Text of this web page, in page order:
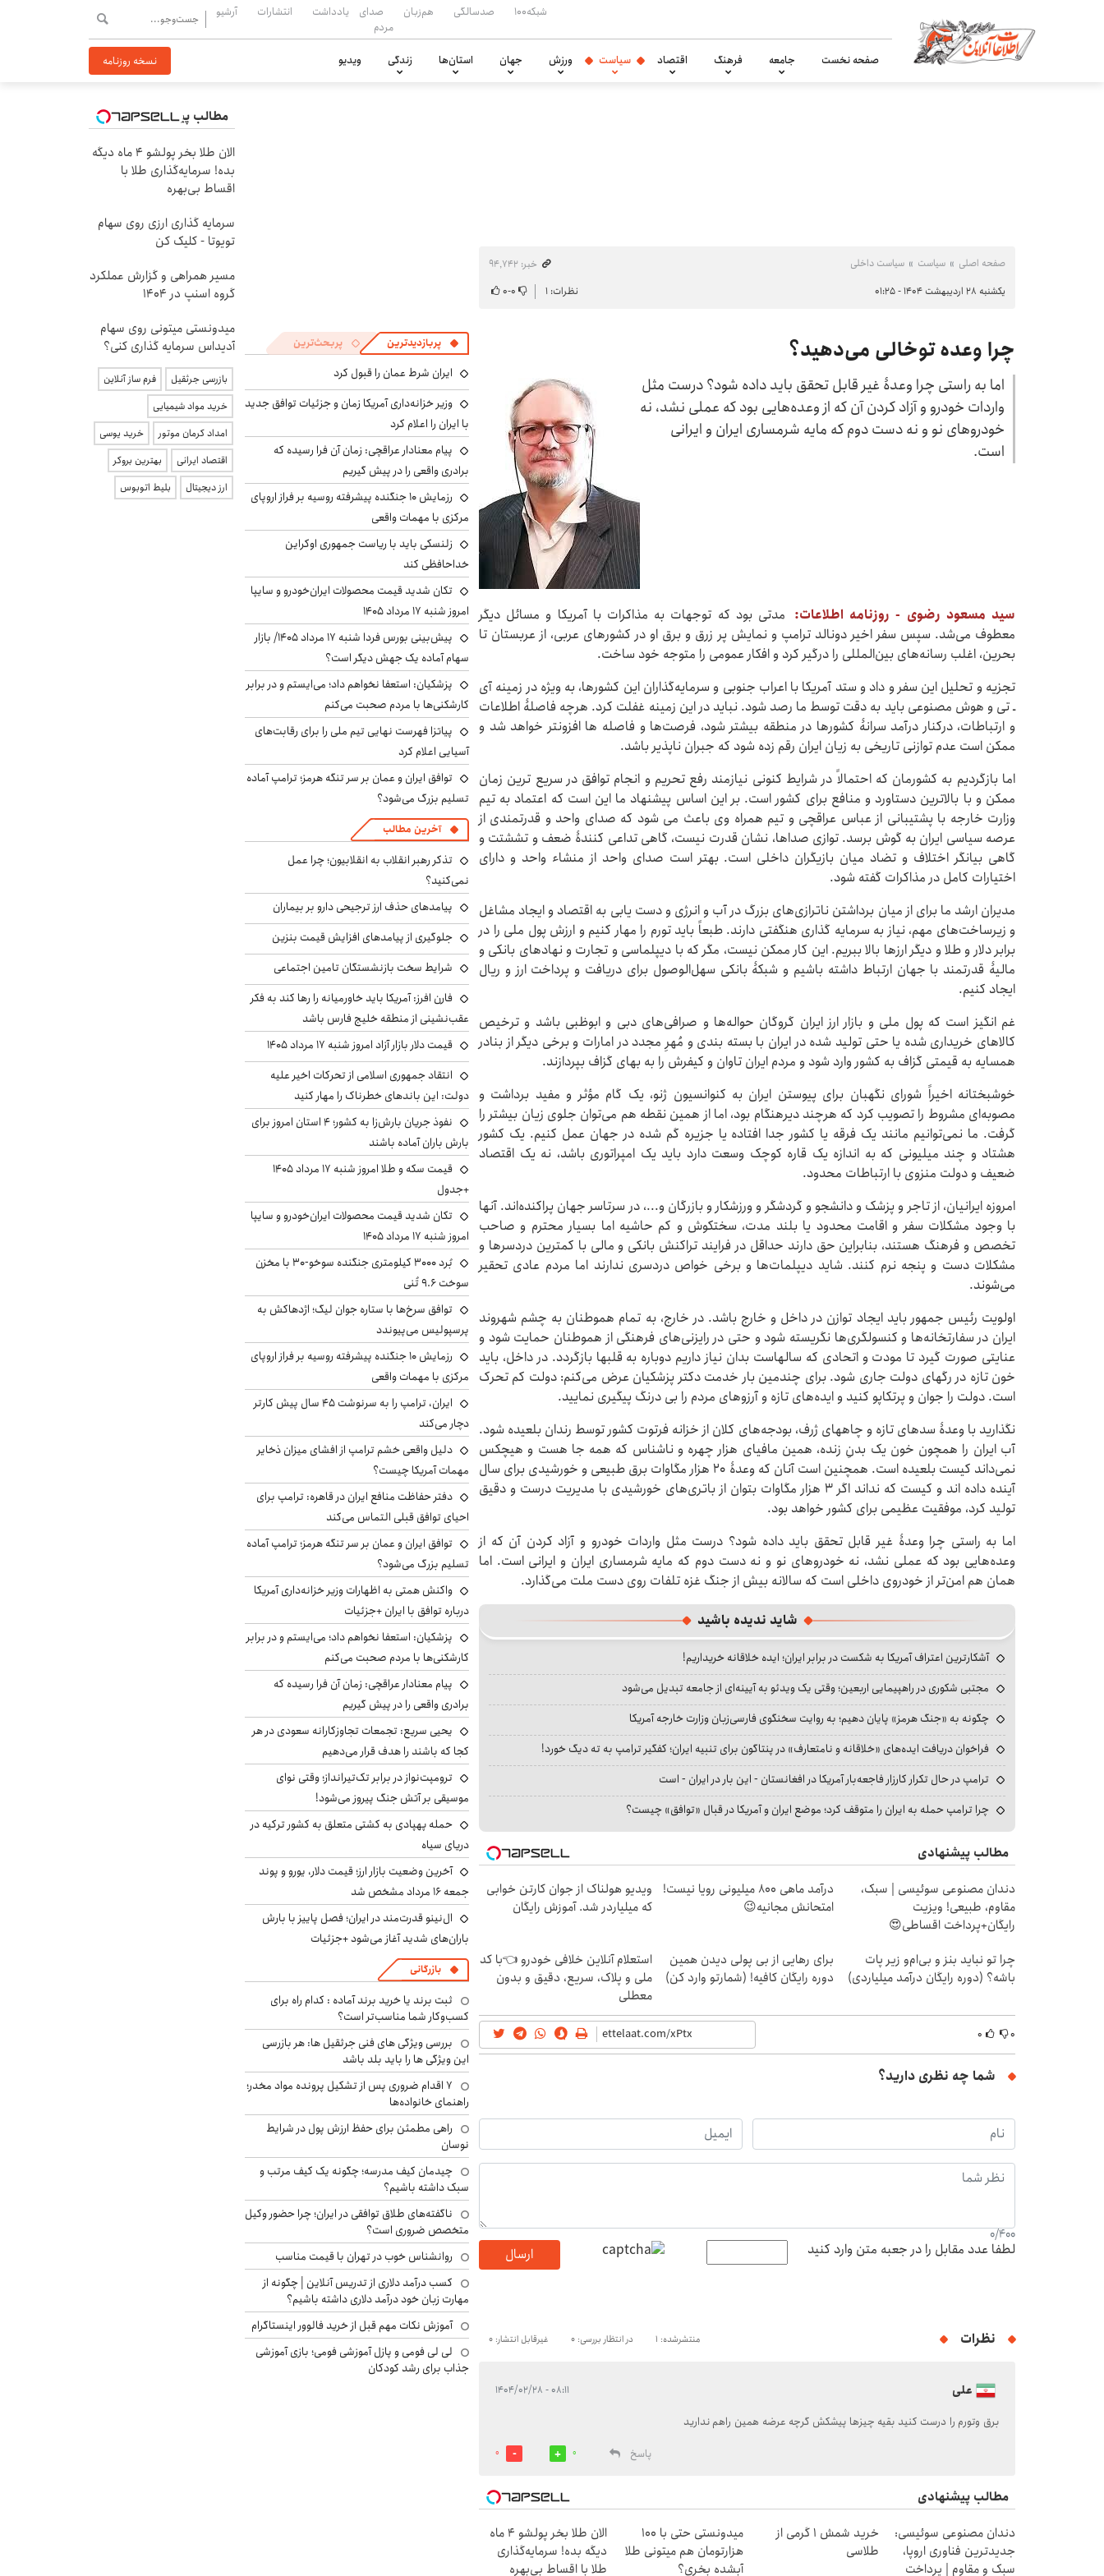
شبکه۱۰۰ صدسالگی هم‌زبان
صدای
مردم
یادداشت انتشارات آرشیو
صفحه نخست جامعه فرهنگ اقتصاد سیاست ورزش جهان استان‌ها زندگی ویدیو نسخه روزنامه
صفحه اصلی سیاست سیاست داخلی
خبر: ۹۴٬۷۴۲
یکشنبه ۲۸ اردیبهشت ۱۴۰۴ - ۰۱:۲۵
نظرات: ۱ ۰-۰
چرا وعده توخالی می‌دهید؟
اما به راستی چرا وعدۀ غیر قابل تحقق باید داده شود؟ درست مثل
واردات خودرو و آزاد کردن آن که از وعده‌هایی بود که عملی نشد، نه
خودروهای نو و نه دست دوم که مایه شرمساری ایران و ایرانی
است.
سید مسعود رضوی - روزنامه اطلاعات: مدتی بود که توجهات به مذاکرات با آمریکا و مسائل دیگر
معطوف می‌شد. سپس سفر اخیر دونالد ترامپ و نمایش پر زرق و برق او در کشورهای عربی، از عربستان تا
بحرین، اغلب رسانه‌های بین‌المللی را درگیر کرد و افکار عمومی را متوجه خود ساخت.
تجزیه و تحلیل این سفر و داد و ستد آمریکا با اعراب جنوبی و سرمایه‌گذاران این کشورها، به ویژه در زمینه آی
ـ تی و هوش مصنوعی باید به دقت توسط ما رصد شود. نباید در این زمینه غفلت کرد. هرچه فاصلۀ اطلاعات
و ارتباطات، درکنار درآمد سرانۀ کشورها در منطقه بیشتر شود، فرصت‌ها و فاصله ها افزونتر خواهد شد و
ممکن است عدم توازنی تاریخی به زیان ایران رقم زده شود که جبران ناپذیر باشد.
اما بازگردیم به کشورمان که احتمالاً در شرایط کنونی نیازمند رفع تحریم و انجام توافق در سریع ترین زمان
ممکن و با بالاترین دستاورد و منافع برای کشور است. بر این اساس پیشنهاد ما این است که اعتماد به تیم
وزارت خارجه با پشتیبانی از عباس عراقچی و تیم همراه وی باعث می شود که صدای واحد و قدرتمندی از
عرصه سیاسی ایران به گوش برسد. توازی صداها، نشان قدرت نیست، گاهی تداعی کنندۀ ضعف و تششتت و
گاهی بیانگر اختلاف و تضاد میان بازیگران داخلی است. بهتر است صدای واحد از منشاء واحد و دارای
اختیارات کامل در مذاکرات گفته شود.
مدیران ارشد ما برای از میان برداشتن ناترازی‌های بزرگ در آب و انرژی و دست یابی به اقتصاد و ایجاد مشاغل
و زیرساخت‌های مهم، نیاز به سرمایه گذاری هنگفتی دارند. طبعاً باید تورم را مهار کنیم و ارزش پول ملی را در
برابر دلار و طلا و دیگر ارزها بالا ببریم. این کار ممکن نیست، مگر که با دیپلماسی و تجارت و نهادهای بانکی و
مالیۀ قدرتمند با جهان ارتباط داشته باشیم و شبکۀ بانکی سهل‌الوصول برای دریافت و پرداخت ارز و ریال
ایجاد کنیم.
غم انگیز است که پول ملی و بازار ارز ایران گروگان حواله‌ها و صرافی‌های دبی و ابوظبی باشد و ترخیص
کالاهای خریداری شده یا حتی تولید شده در ایران با بسته بندی و مُهرِ مجدد در امارات و برخی دیگر از بنادر
همسایه به قیمتی گزاف به کشور وارد شود و مردم ایران تاوان و کیفرش را به بهای گزاف بپردازند.
خوشبختانه اخیراً شورای نگهبان برای پیوستن ایران به کنوانسیون ژنو، یک گام مؤثر و مفید برداشت و
مصوبه‌ای مشروط را تصویب کرد که هرچند دیرهنگام بود، اما از همین نقطه هم می‌توان جلوی زیان بیشتر را
گرفت. ما نمی‌توانیم مانند یک فرقه یا کشور جدا افتاده یا جزیره گم شده در جهان عمل کنیم. یک کشور
هشتاد و چند میلیونی که به اندازه یک قاره کوچک وسعت دارد باید یک امپراتوری باشد، نه یک اقتصاد
ضعیف و دولت منزوی با ارتباطات محدود.
امروزه ایرانیان، از تاجر و پزشک و دانشجو و گردشگر و ورزشکار و بازرگان و...، در سرتاسر جهان پراکنده‌اند. آنها
با وجود مشکلات سفر و اقامت محدود یا بلند مدت، سختکوش و کم حاشیه اما بسیار محترم و صاحب
تخصص و فرهنگ هستند، بنابراین حق دارند حداقل در فرایند تراکنش بانکی و مالی با کمترین دردسرها و
مشکلات دست و پنجه نرم کنند. شاید دیپلمات‌ها و برخی خواص دردسری ندارند اما مردم عادی تحقیر
می‌شوند.
اولویت رئیس جمهور باید ایجاد توازن در داخل و خارج باشد. در خارج، به تمام هموطنان به چشم شهروند
ایران در سفارتخانه‌ها و کنسولگری‌ها نگریسته شود و حتی در رایزنی‌های فرهنگی از هموطنان حمایت شود و
عنایتی صورت گیرد تا مودت و اتحادی که سالهاست بدان نیاز داریم دوباره به قلبها بازگردد. در داخل، باید
خون تازه در رگهای دولت جاری شود. برای چندمین بار خدمت دکتر پزشکیان عرض می‌کنم: دولت کم تحرک
است. دولت را جوان و پرتکاپو کنید و ایده‌های تازه و آرزوهای مردم را بی درنگ پیگیری نمایید.
نگذارید با وعدۀ سدهای تازه و چاههای ژرف، بودجه‌های کلان از خزانه فرتوت کشور توسط رندان بلعیده شود.
آب ایران را همچون خون یک بدنِ زنده، همین مافیای هزار چهره و ناشناس که همه جا هست و هیچکس
نمی‌داند کیست بلعیده است. همچنین است آنان که وعدۀ ۲۰ هزار مگاوات برق طبیعی و خورشیدی برای سال
آینده داده اند و کیست که نداند اگر ۳ هزار مگاوات بتوان از باتری‌های خورشیدی با مدیریت درست و دقیق
تولید کرد، موفقیت عظیمی برای کشور خواهد بود.
اما به راستی چرا وعدۀ غیر قابل تحقق باید داده شود؟ درست مثل واردات خودرو و آزاد کردن آن که از
وعده‌هایی بود که عملی نشد، نه خودروهای نو و نه دست دوم که مایه شرمساری ایران و ایرانی است. اما
همان هم امن‌تر از خودروی داخلی است که سالانه بیش از جنگ غزه تلفات روی دست ملت می‌گذارد.
شاید ندیده باشید
آشکارترین اعتراف آمریکا به شکست در برابر ایران؛ ایده خلاقانه خریداریم!
مجتبی شکوری در راهپیمایی اربعین؛ وقتی یک ویدئو به آیینه‌ای از جامعه تبدیل می‌شود
چگونه به «جنگ هرمز» پایان دهیم؛ به روایت سخنگوی فارسی‌زبان وزارت خارجه آمریکا
فراخوان دریافت ایده‌های «خلاقانه و نامتعارف» در پنتاگون برای تنبیه ایران؛ کفگیر ترامپ به ته دیگ خورد!
ترامپ در حال تکرار کارزار فاجعه‌بار آمریکا در افغانستان - این بار در ایران - است
چرا ترامپ حمله به ایران را متوقف کرد؛ موضع ایران و آمریکا در قبال «توافق» چیست؟
مطالب پیشنهادی
دندان مصنوعی سوئیسی | سبک،
مقاوم، طبیعی! ویزیت
رایگان+پرداخت اقساطی😍
درآمد ماهی 800 میلیونی رویا نیست!
امتحانش مجانیه😉
ویدیو هولناک از جوان کارتن خوابی
که میلیاردر شد. آموزش رایگان
چرا تو نباید بنز و بی‌ام‌و زیر پات
باشه؟ (دوره رایگان درآمد میلیاردی)
برای رهایی از بی پولی دیدن همین
دوره رایگان کافیه! (شمارتو وارد کن)
استعلام آنلاین خلافی خودرو 👈با کد
ملی و پلاک، سریع، دقیق و بدون
معطلی
۰ ۰
شما چه نظری دارید؟
0/400
لطفا عدد مقابل را در جعبه متن وارد کنید ارسال
نظرات منتشرشده: 1 در انتظار بررسی: 0 غیرقابل انتشار: 0
علی ۰۸:۱۱ - ۱۴۰۴/۰۲/۲۸
برق وتورم را درست کنید بقیه چیزها پیشکش گرچه عرضه همین راهم ندارید
پاسخ
0
0
مطالب پیشنهادی
دندان مصنوعی سوئیسی:
جدیدترین فناوری اروپا،
سبک و مقاوم | پرداخت
خرید شمش 1 گرمی از
طلاسی
میدونستی حتی با ۱۰۰
هزارتومان هم میتونی طلا
آبشده بخری؟
الان طلا بخر پولشو 4 ماه
دیگه بده! سرمایه‌گذاری
طلا با اقساط بی‌بهره
پربازدیدترین پربحث‌ترین
ایران شرط عمان را قبول کرد
وزیر خزانه‌داری آمریکا زمان و جزئیات توافق جدید
با ایران را اعلام کرد
پیام معنادار عراقچی: زمان آن فرا رسیده که
برادری واقعی را در پیش گیریم
رزمایش ۱۰ جنگنده پیشرفته روسیه بر فراز اروپای
مرکزی با مهمات واقعی
زلنسکی باید با ریاست جمهوری اوکراین
خداحافظی کند
تکان شدید قیمت محصولات ایران‌خودرو و سایپا
امروز شنبه ۱۷ مرداد ۱۴۰۵
پیش‌بینی بورس فردا شنبه ۱۷ مرداد ۱۴۰۵/ بازار
سهام آماده یک جهش دیگر است؟
پزشکیان: استعفا نخواهم داد؛ می‌ایستم و در برابر
کارشکنی‌ها با مردم صحبت می‌کنم
پیاتزا فهرست نهایی تیم ملی را برای رقابت‌های
آسیایی اعلام کرد
توافق ایران و عمان بر سر تنگه هرمز؛ ترامپ آماده
تسلیم بزرگ می‌شود؟
آخرین مطالب
تذکر رهبر انقلاب به انقلابیون؛ چرا عمل
نمی‌کنید؟
پیامدهای حذف ارز ترجیحی دارو بر بیماران
جلوگیری از پیامدهای افزایش قیمت بنزین
شرایط سخت بازنشستگان تامین اجتماعی
فارن افرز: آمریکا باید خاورمیانه را رها کند به فکر
عقب‌نشینی از منطقه خلیج فارس باشد
قیمت دلار بازار آزاد امروز شنبه ۱۷ مرداد ۱۴۰۵
انتقاد جمهوری اسلامی از تحرکات اخیر علیه
دولت: این باندهای خطرناک را مهار کنید
نفوذ جریان بارش‌زا به کشور؛ ۴ استان امروز برای
بارش باران آماده باشند
قیمت سکه و طلا امروز شنبه ۱۷ مرداد ۱۴۰۵
+جدول
تکان شدید قیمت محصولات ایران‌خودرو و سایپا
امروز شنبه ۱۷ مرداد ۱۴۰۵
بُرد ۳۰۰۰ کیلومتری جنگنده سوخو-۳۰ با مخزن
سوخت ۹.۶ تُنی
توافق سرخ‌ها با ستاره جوان لیگ؛ اژدهاکش به
پرسپولیس می‌پیوندد
رزمایش ۱۰ جنگنده پیشرفته روسیه بر فراز اروپای
مرکزی با مهمات واقعی
ایران، ترامپ را به سرنوشت ۴۵ سال پیش کارتر
دچار می‌کند
دلیل واقعی خشم ترامپ از افشای میزان ذخایر
مهمات آمریکا چیست؟
دفتر حفاظت منافع ایران در قاهره: ترامپ برای
احیای توافق قبلی التماس می‌کند
توافق ایران و عمان بر سر تنگه هرمز؛ ترامپ آماده
تسلیم بزرگ می‌شود؟
واکنش همتی به اظهارات وزیر خزانه‌داری آمریکا
درباره توافق با ایران +جزئیات
پزشکیان: استعفا نخواهم داد؛ می‌ایستم و در برابر
کارشکنی‌ها با مردم صحبت می‌کنم
پیام معنادار عراقچی: زمان آن فرا رسیده که
برادری واقعی را در پیش گیریم
یحیی سریع: تجمعات تجاوزکارانه سعودی در هر
کجا که باشند را هدف قرار می‌دهیم
ترومپت‌نواز در برابر تک‌تیرانداز؛ وقتی نوای
موسیقی بر آتش جنگ پیروز می‌شود!
حمله پهپادی به کشتی متعلق به کشور ترکیه در
دریای سیاه
آخرین وضعیت بازار ارز؛ قیمت دلار، یورو و پوند
جمعه ۱۶ مرداد مشخص شد
ال‌نینو قدرت‌مند در ایران؛ فصل پاییز با بارش
باران‌های شدید آغاز می‌شود +جزئیات
بازرگانی
ثبت برند یا خرید برند آماده : کدام راه برای
کسب‌وکار شما مناسب‌تر است؟
بررسی ویژگی های فنی جرثقیل ها: هر بازرسی
این ویژگی ها را باید بلد باشد
۷ اقدام ضروری پس از تشکیل پرونده مواد مخدر؛
راهنمای خانواده‌ها
راهی مطمئن برای حفظ ارزش پول در شرایط
نوسان
چیدمان کیف مدرسه؛ چگونه یک کیف مرتب و
سبک داشته باشیم؟
ناگفته‌های طلاق توافقی در ایران؛ چرا حضور وکیل
متخصص ضروری است؟
روانشناس خوب در تهران با قیمت مناسب
کسب درآمد دلاری از تدریس آنلاین | چگونه از
مهارت زبان خود درآمد دلاری داشته باشیم؟
آموزش نکات مهم قبل از خرید فالوور اینستاگرام
لی لی فومی و پازل آموزشی فومی؛ بازی آموزشی
جذاب برای رشد کودکان
مطالب پیشنهادی
الان طلا بخر پولشو 4 ماه دیگه
بده! سرمایه‌گذاری طلا با
اقساط بی‌بهره
سرمایه گذاری ارزی روی سهام
تویوتا - کلیک کن
مسیر همراهی و گزارش عملکرد
گروه اسنپ در ۱۴۰۴
میدونستی میتونی روی سهام
آدیداس سرمایه گذاری کنی؟
بازرسی جرثقیل
فرم ساز آنلاین
خرید مواد شیمیایی
امداد کرمان موتور
خرید یوسی
اقتصاد ایرانی
بهترین بروکر
ارز دیجیتال
بلیط اتوبوس